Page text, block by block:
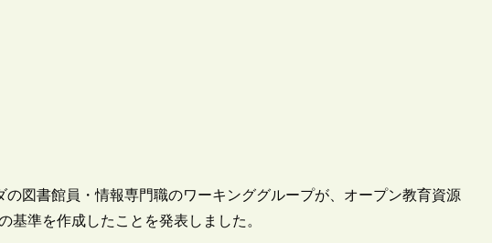
の図書館員・情報専門職のワーキンググループが、オープン教育資源
基準を作成したことを発表しました。